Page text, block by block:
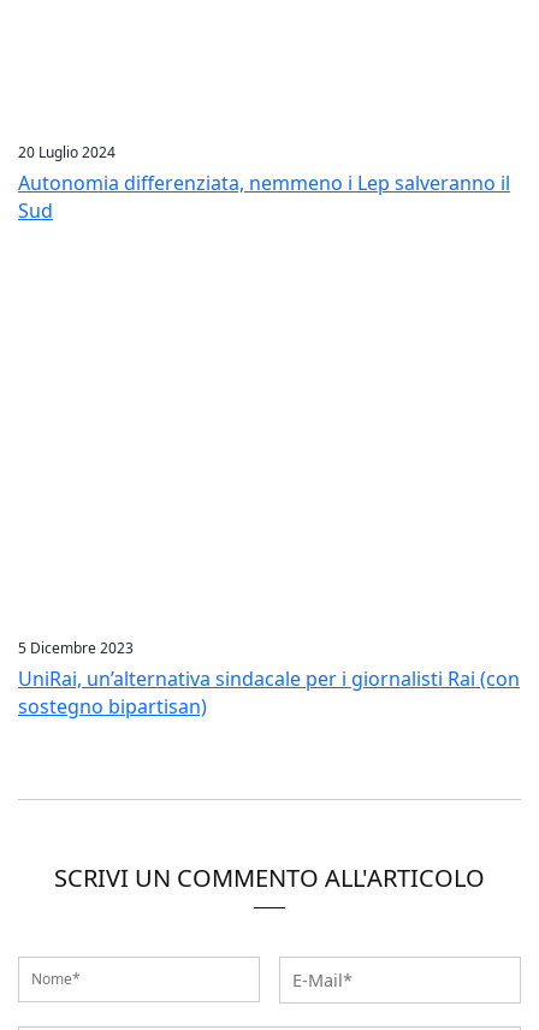
20 Luglio 2024
Autonomia differenziata, nemmeno i Lep salveranno il
Sud
5 Dicembre 2023
UniRai, un’alternativa sindacale per i giornalisti Rai (con
sostegno bipartisan)
SCRIVI UN COMMENTO ALL'ARTICOLO